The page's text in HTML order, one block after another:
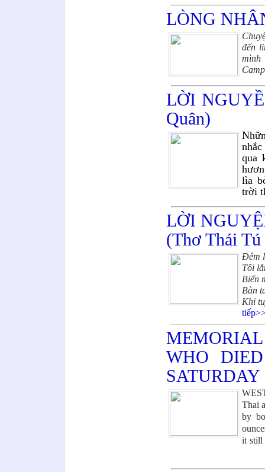
LÒNG
đến
mình
LỜI
Quân)
qua
lìa
trời
LỜI
(Thơ Thái
Đêm
Tôi
Biển
Bàn
Khi
WHO
SATURDAY
Thai
by
it still